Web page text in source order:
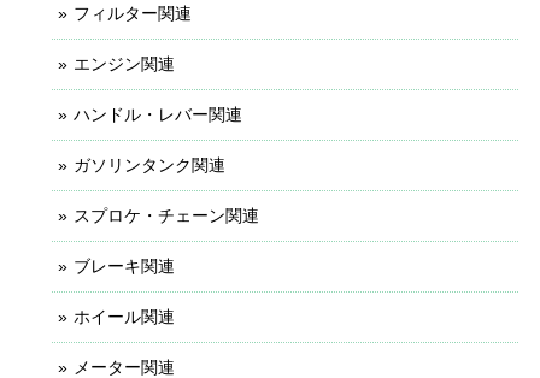
フィルター関連
エンジン関連
ハンドル・レバー関連
ガソリンタンク関連
スプロケ・チェーン関連
ブレーキ関連
ホイール関連
メーター関連